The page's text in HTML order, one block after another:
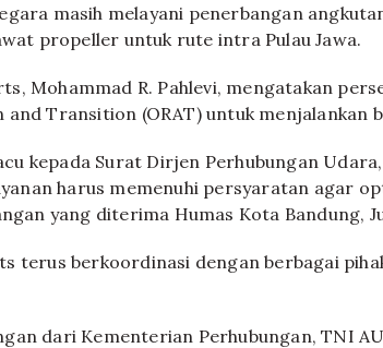
masih melayani penerbangan
propeller untuk rute intra Pulau Jawa.
Mohammad R. Pahlevi, mengatakan
Transition (ORAT) untuk menjalankan
kepada Surat Dirjen Perhubungan
harus memenuhi persyaratan agar
yang diterima Humas Kota Bandung,
terus berkoordinasi dengan berbagai
dari Kementerian Perhubungan, TNI